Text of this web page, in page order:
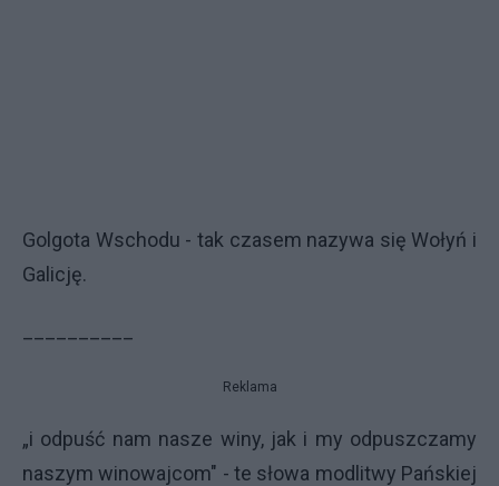
Golgota Wschodu - tak czasem nazywa się Wołyń i
Galicję.
Reklama
„i odpuść nam nasze winy, jak i my odpuszczamy
naszym winowajcom" - te słowa modlitwy Pańskiej